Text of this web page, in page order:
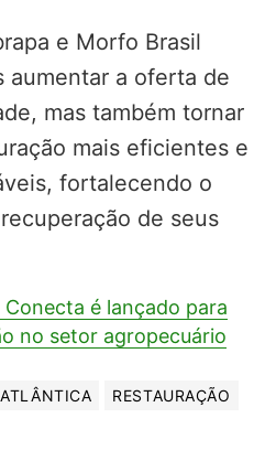
e Morfo Brasil
aumentar a oferta de
mas também tornar
mais eficientes e
fortalecendo o
de seus
Conecta é lançado para
no setor agropecuário
RESTAURAÇÃO